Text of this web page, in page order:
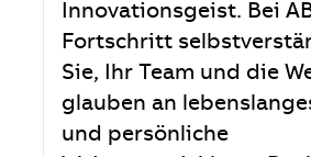
Innovationsgeist. Bei
Fortschritt
Sie, Ihr Team und die
glauben an
und persönliche